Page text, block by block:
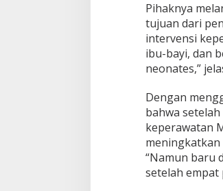
Pihaknya
tujuan dari
intervensi
ibu-bayi, dan
neonates,”
Dengan
bahwa
keperawatan
meningkatkan
“Namun baru
setelah empat